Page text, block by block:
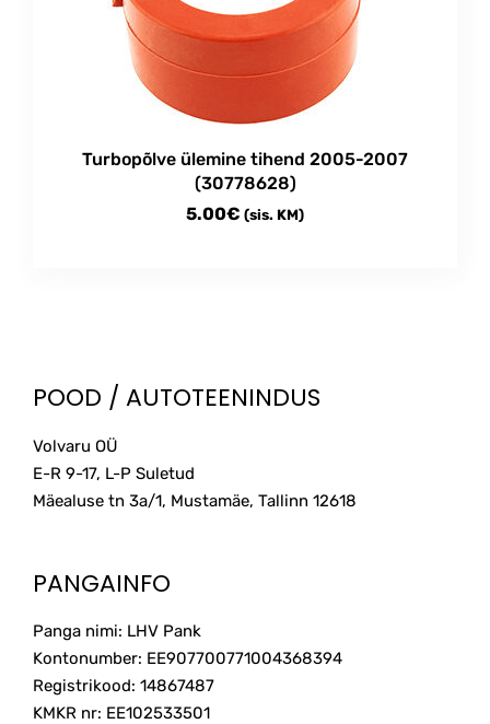
Turbopõlve ülemine tihend 2005-2007
(30778628)
5.00€ (sis. KM)
POOD / AUTOTEENINDUS
Volvaru OÜ
E-R 9-17, L-P Suletud
Mäealuse tn 3a/1, Mustamäe, Tallinn 12618
PANGAINFO
Panga nimi: LHV Pank
Kontonumber: EE907700771004368394
Registrikood: 14867487
KMKR nr: EE102533501